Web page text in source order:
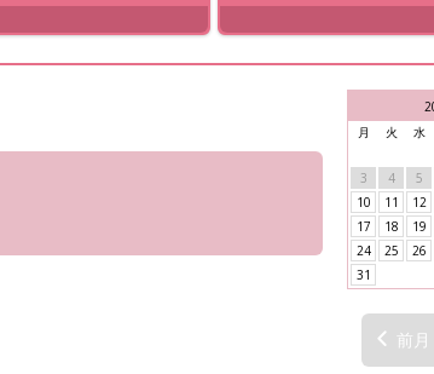
月 火 水
3
4 5
10
11 12
17
18 19
24
25 26
31
前月